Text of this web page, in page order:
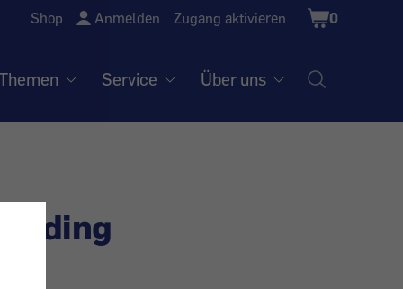
Shop Anmelden Zugang aktivieren
Shopping
Cart
0
Service Über uns